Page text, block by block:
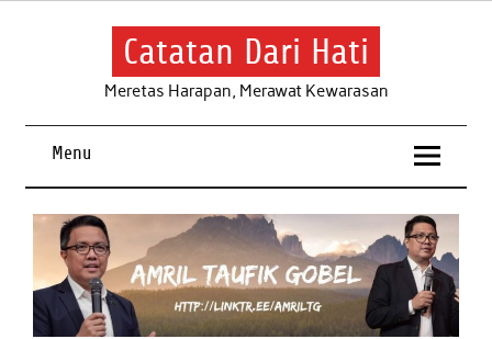
Skip
Catatan Dari Hati
Meretas Harapan, Merawat Kewarasan
Menu